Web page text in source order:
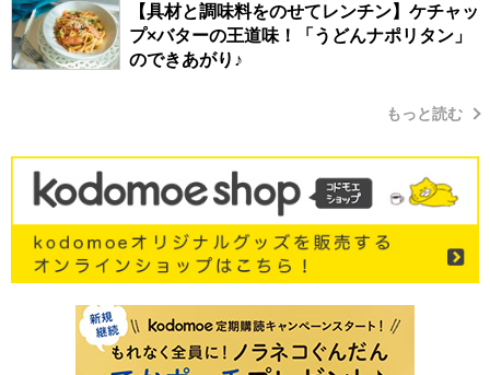
【具材と調味料をのせてレンチン】ケチャッ
プ×バターの王道味！「うどんナポリタン」
のできあがり♪
もっと読む